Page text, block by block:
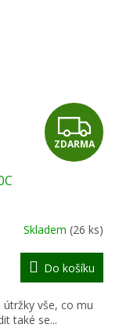
Z
D
R
M
A
ZDARMA
Skladem (26 ks)
Do košíku
vše, co mu
také se...